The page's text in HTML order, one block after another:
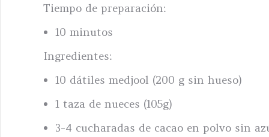
Tiempo de preparación:
10 minutos
Ingredientes:
10 dátiles medjool (200 g sin hueso)
1 taza de nueces (105g)
3-4 cucharadas de cacao en polvo sin